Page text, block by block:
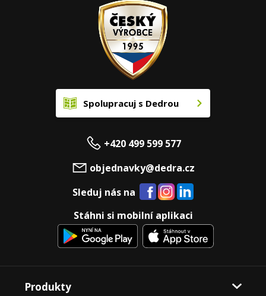
Spolupracuj s Dedrou
+420 499 599 577
objednavky@dedra.cz
Sleduj nás na
Stáhni si mobilní aplikaci
Produkty